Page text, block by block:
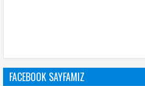
FACEBOOK SAYFAMIZ